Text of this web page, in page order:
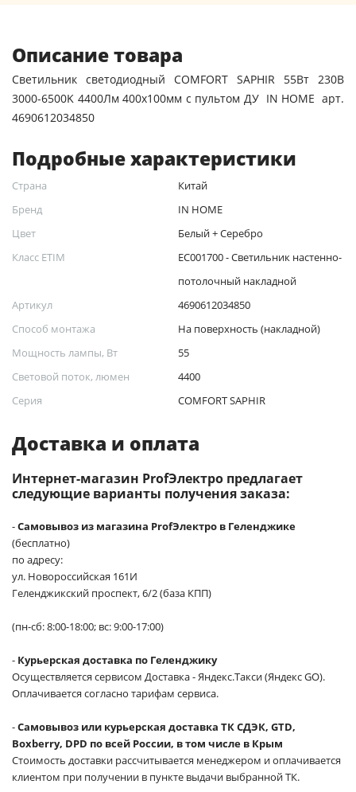
Описание товара
Светильник светодиодный COMFORT SAPHIR 55Вт 230В
3000-6500K 4400Лм 400x100мм с пультом ДУ IN HOME арт.
4690612034850
Подробные характеристики
Страна
Китай
Бренд
IN HOME
Цвет
Белый + Серебро
Класс ETIM
EC001700 - Светильник настенно-
потолочный накладной
Артикул
4690612034850
Способ монтажа
На поверхность (накладной)
Мощность лампы, Вт
55
Световой поток, люмен
4400
Серия
COMFORT SAPHIR
Доставка и оплата
Интернет-магазин ProfЭлектро предлагает
следующие варианты получения заказа:
-Самовывоз из магазина ProfЭлектро в Геленджике
(бесплатно)
по адресу:
ул. Новороссийская 161И
Геленджикский проспект, 6/2 (база КПП)
(пн-сб: 8:00-18:00; вс: 9:00-17:00)
- Курьерская доставка по Геленджику
Осуществляется сервисом Доставка - Яндекс.Такси (Яндекс GO).
Оплачивается согласно тарифам сервиса.
-Самовывоз или курьерская доставка ТК СДЭК, GTD,
Boxberry, DPD по всей России, в том числе в Крым
Стоимость доставки рассчитывается менеджером и оплачивается
клиентом при получении в пункте выдачи выбранной ТК.